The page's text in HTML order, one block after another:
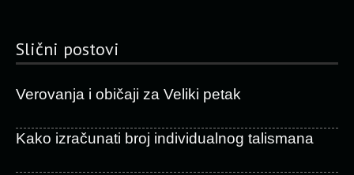
Slični postovi
Verovanja i običaji za Veliki petak
Kako izračunati broj individualnog talismana